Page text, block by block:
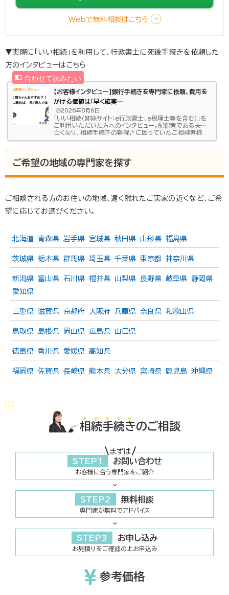
Webで無料相談はこちら
▼実際に「いい相続」を利用して、行政書士に死後手続きを依頼した
方のインタビューはこちら
【お客様インタビュー】銀行手続きを専門家に依頼、費用を
かける価値は「早く確実…
2026年8月6日
「いい相続（姉妹サイト：e行政書士、e税理士等を含む）」を
ご利用いただいた方へのインタビュー。配偶者である夫が
亡くなり、相続手続きの難解さに困っていたご相談者様
（埼玉県/50代女性）どのように相続のお悩みを解決した
役所がくれた資料をみながらいろいろな手続きをしたので
すが、銀行、証券会社の手続きはどこでどうやればいいの
か分からなかったんです。こういう手続きは私が苦手なの
ご希望の地域の専門家を探す
ご相談される方のお住いの地域、遠く離れたご実家の近くなど、ご希
望に応じてお選びください。
北海道 青森県 岩手県 宮城県 秋田県 山形県 福島県
茨城県 栃木県 群馬県 埼玉県 千葉県 東京都 神奈川県
新潟県 富山県 石川県 福井県 山梨県 長野県 岐阜県 静岡県
愛知県
三重県 滋賀県 京都府 大阪府 兵庫県 奈良県 和歌山県
鳥取県 島根県 岡山県 広島県 山口県
徳島県 香川県 愛媛県 高知県
福岡県 佐賀県 長崎県 熊本県 大分県 宮崎県 鹿児島 沖縄県
相続手続きのご相談
まずは
STEP1 お問い合わせ
お客様に合う専門家をご紹介
STEP2 無料相談
専門家が無料でアドバイス
STEP3 お申し込み
お見積りをご確認の上お申込み
参考価格